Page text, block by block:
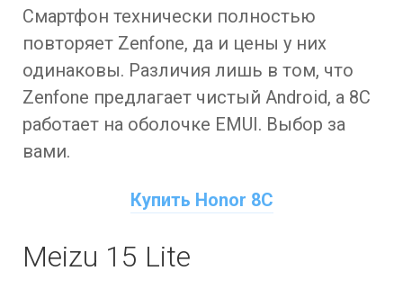
Смартфон технически полностью
повторяет Zenfone, да и цены у них
одинаковы. Различия лишь в том, что
Zenfone предлагает чистый Android, а 8C
работает на оболочке EMUI. Выбор за
вами.
Купить Honor 8C
Meizu 15 Lite